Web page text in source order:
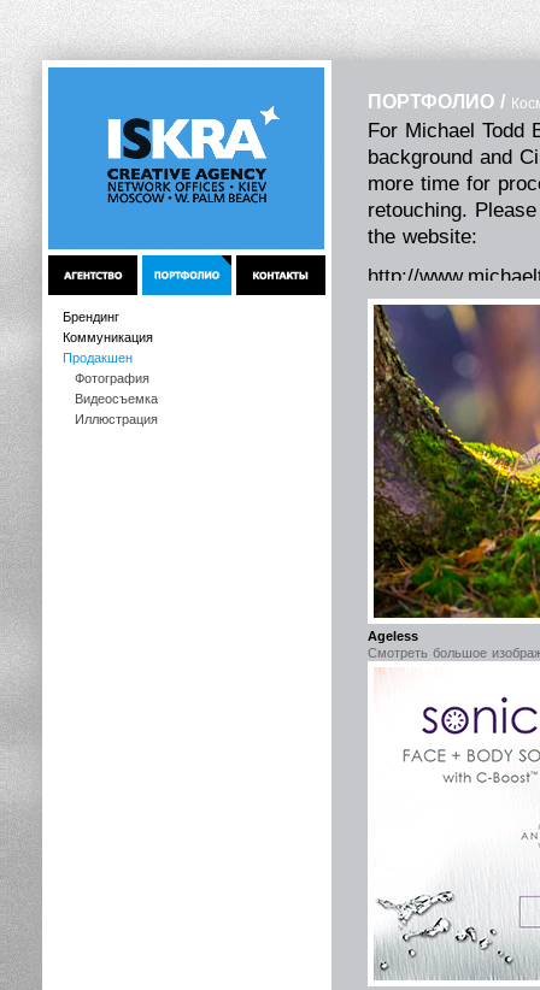
Брендинг
Коммуникация
Продакшен
Фотография
Видеосъемка
Иллюстрация
ПОРТФОЛИО /
For Michael Todd
background and
more time for
retouching.
the website:
http://
More about
see the link
For start your
Ageless
Смотреть большое